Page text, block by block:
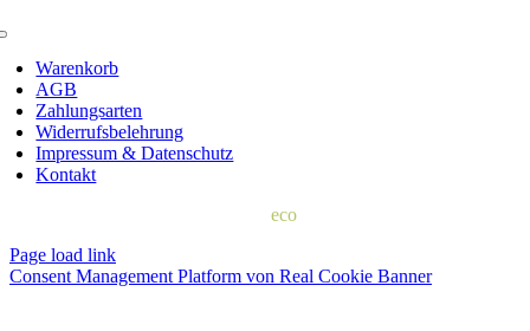
Warenkorb
AGB
Zahlungsarten
Widerrufsbelehrung
Impressum & Datenschutz
Kontakt
eco
Page load link
Consent Management Platform von Real Cookie Banner